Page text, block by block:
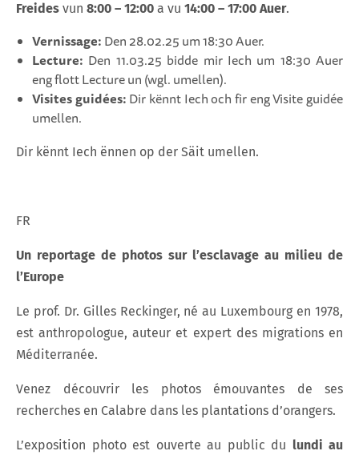
Freides vun 8:00 – 12:00 a vu 14:00 – 17:00 Auer.
Vernissage: Den 28.02.25 um 18:30 Auer.
Lecture: Den 11.03.25 bidde mir Iech um 18:30 Auer
eng flott Lecture un (wgl. umellen).
Visites guidées: Dir kënnt Iech och fir eng Visite guidée
umellen.
Dir kënnt Iech ënnen op der Säit umellen.
FR
Un reportage de photos sur l’esclavage au milieu de
l’Europe
Le prof. Dr. Gilles Reckinger, né au Luxembourg en 1978,
est anthropologue, auteur et expert des migrations en
Méditerranée.
Venez découvrir les photos émouvantes de ses
recherches en Calabre dans les plantations d’orangers.
L’exposition photo est ouverte au public du lundi au